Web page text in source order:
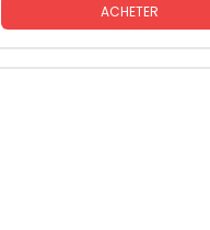
ACHETER